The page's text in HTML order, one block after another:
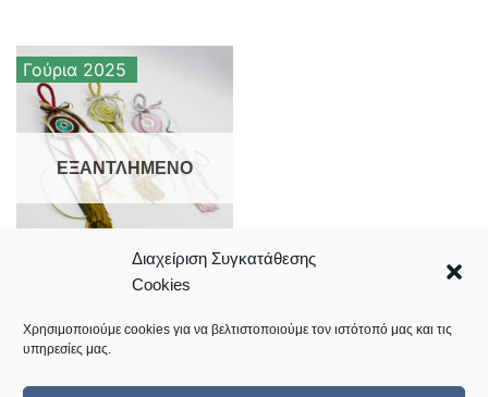
Διαχείριση Συγκατάθεσης
Cookies
Χρησιμοποιούμε cookies για να βελτιστοποιούμε τον ιστότοπό μας και τις
υπηρεσίες μας.
Γούρια 2025
ΕΞΑΝΤΛΗΜΈΝΟ
Μάτι γούρι 2025 σε πολλά
10,00€
Κωδικός: 20.02.0405